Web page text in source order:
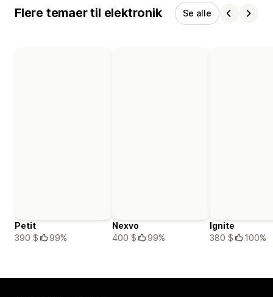
Flere temaer til elektronik Se alle
Petit
390 $
99%
Nexvo
400 $
99%
Ignite
380 $
100%